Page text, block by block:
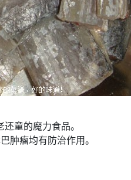
童的魔力食品。
肿瘤均有防治作用。